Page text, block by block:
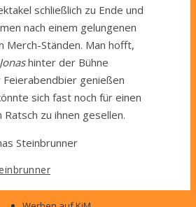
schließlich zu Ende und
nach einem gelungenen
Merch-Ständen. Man hofft,
Jonashinter der Bühne
Feierabendbier genießen
sich fast noch für einen
zu ihnen gesellen.
Steinbrunner